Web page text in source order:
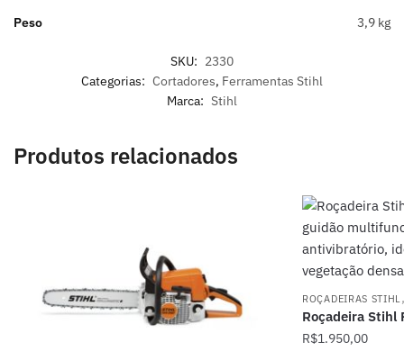
Peso 3,9 kg
SKU: 2330
Categorias: Cortadores, Ferramentas Stihl
Marca: Stihl
Produtos relacionados
ROÇADEIRAS STIHL
Roçadeira Stihl
R$1.950,00